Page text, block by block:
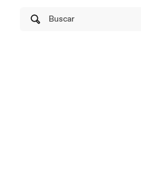
Buscar